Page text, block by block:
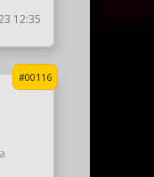
12:35
#00116